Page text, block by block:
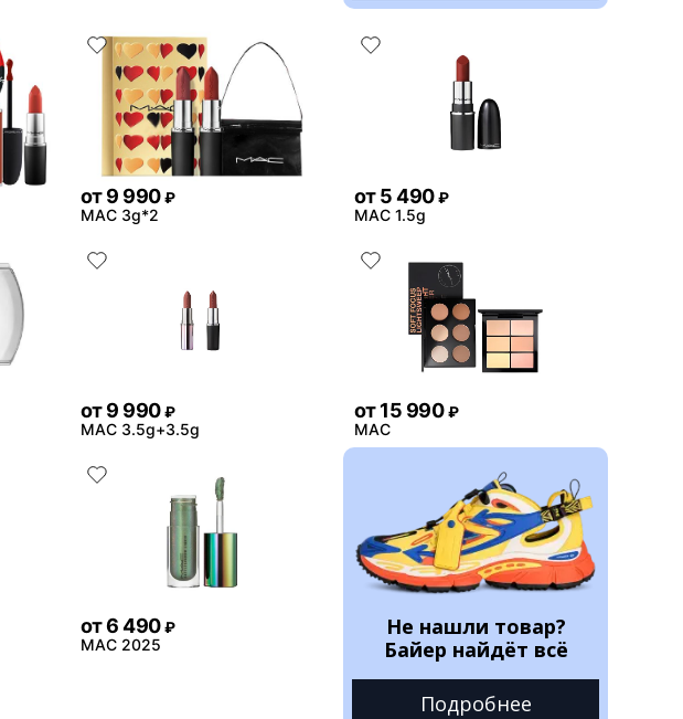
от9 990 ₽
MAC 3g*2
от5 490 ₽
MAC 1.5g
от9 990 ₽
MAC 3.5g+3.5g
от15 990 ₽
MAC
от6 490 ₽
MAC 2025
Не нашли товар?
Байер найдёт всё
Подробнее